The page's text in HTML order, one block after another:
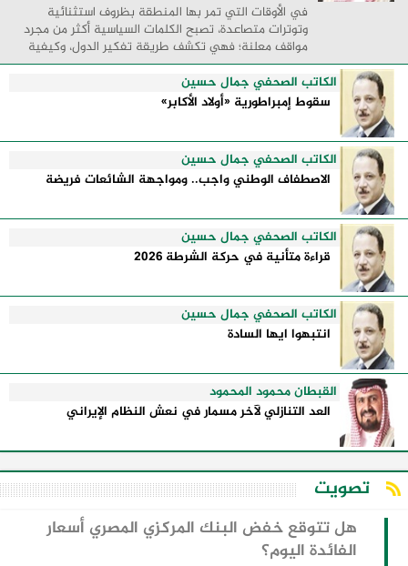
في الأوقات التي تمر بها المنطقة بظروف استثنائية
وتوترات متصاعدة، تصبح الكلمات السياسية أكثر من مجرد
مواقف معلنة؛ فهي تكشف طريقة تفكير الدول، وكيفية
إدارتها للأزمات، والحدود التي تفصل بين القوة ...
الكاتب الصحفي جمال حسين
سقوط إمبراطورية «أولاد الأكابر»
الكاتب الصحفي جمال حسين
الاصطفاف الوطني واجب.. ومواجهة الشائعات فريضة
الكاتب الصحفي جمال حسين
قراءة متأنية في حركة الشرطة 2026
الكاتب الصحفي جمال حسين
انتبهوا ايها السادة
القبطان محمود المحمود
العد التنازلي لآخر مسمار في نعش النظام الإيراني
تصويت
هل تتوقع خفض البنك المركزي المصري أسعار
الفائدة اليوم؟